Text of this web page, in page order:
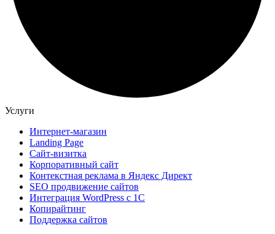
Услуги
Интернет-магазин
Landing Page
Сайт-визитка
Корпоративный сайт
Контекстная реклама в Яндекс Директ
SEO продвижение сайтов
Интеграция WordPress c 1C
Копирайтинг
Поддержка сайтов